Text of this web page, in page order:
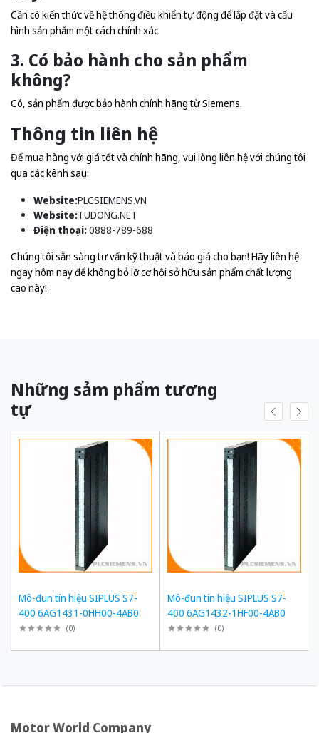
Cần có kiến thức về hệ thống điều khiển tự động để lắp đặt và cấu
hình sản phẩm một cách chính xác.
3. Có bảo hành cho sản phẩm
không?
Có, sản phẩm được bảo hành chính hãng từ Siemens.
Thông tin liên hệ
Để mua hàng với giá tốt và chính hãng, vui lòng liên hệ với chúng tôi
qua các kênh sau:
Website:PLCSIEMENS.VN
Website:TUDONG.NET
Điện thoại:0888-789-688
Chúng tôi sẵn sàng tư vấn kỹ thuật và báo giá cho bạn! Hãy liên hệ
ngay hôm nay để không bỏ lỡ cơ hội sở hữu sản phẩm chất lượng
cao này!
Những sảm phẩm tương
tự
Mô-đun tín hiệu SIPLUS S7-
400 6AG1431-0HH00-4AB0
(0)
Mô-đun tín hiệu SIPLUS S7-
400 6AG1432-1HF00-4AB0
(0)
Motor World Company